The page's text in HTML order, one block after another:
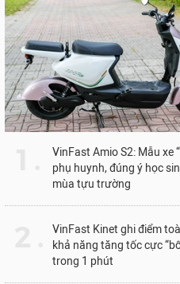
VinFast Amio S2: Mẫu xe
phụ huynh, đúng ý học
mùa tựu trường
VinFast Kinet ghi điểm
khả năng tăng tốc cực
trong 1 phút